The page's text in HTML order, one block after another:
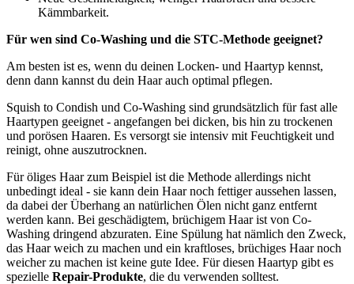
Kämmbarkeit.
Für wen sind Co-Washing und die STC-Methode geeignet?
Am besten ist es, wenn du deinen Locken- und Haartyp kennst,
denn dann kannst du dein Haar auch optimal pflegen.
Squish to Condish und Co-Washing sind grundsätzlich für fast alle
Haartypen geeignet - angefangen bei dicken, bis hin zu trockenen
und porösen Haaren. Es versorgt sie intensiv mit Feuchtigkeit und
reinigt, ohne auszutrocknen.
Für öliges Haar zum Beispiel ist die Methode allerdings nicht
unbedingt ideal - sie kann dein Haar noch fettiger aussehen lassen,
da dabei der Überhang an natürlichen Ölen nicht ganz entfernt
werden kann. Bei geschädigtem, brüchigem Haar ist von Co-
Washing dringend abzuraten. Eine Spülung hat nämlich den Zweck,
das Haar weich zu machen und ein kraftloses, brüchiges Haar noch
weicher zu machen ist keine gute Idee. Für diesen Haartyp gibt es
spezielle Repair-Produkte, die du verwenden solltest.